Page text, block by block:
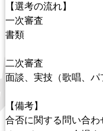
【選考の流れ】
一次審査
書類
二次審査
面談、実技（歌唱、パ
【備考】
合否に関する問い合